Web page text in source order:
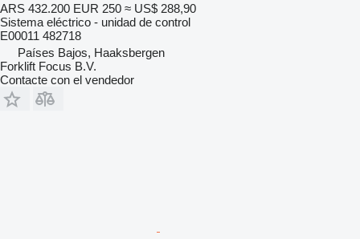
ARS 432.200 EUR 250 ≈ US$ 288,90
Sistema eléctrico - unidad de control
E00011 482718
Países Bajos, Haaksbergen
Forklift Focus B.V.
Contacte con el vendedor